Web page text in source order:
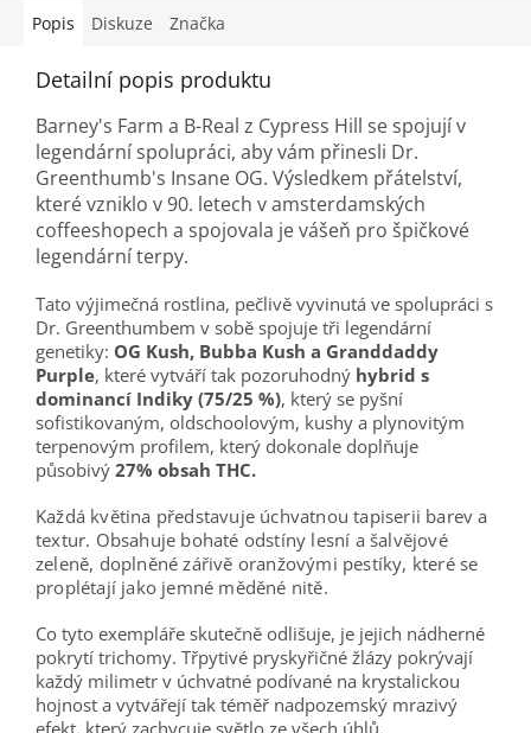
Popis Diskuze Značka
Detailní popis produktu
Barney's Farm a B-Real z Cypress Hill se spojují v
legendární spolupráci, aby vám přinesli Dr.
Greenthumb's Insane OG. Výsledkem přátelství,
které vzniklo v 90. letech v amsterdamských
coffeeshopech a spojovala je vášeň pro špičkové
legendární terpy.
Tato výjimečná rostlina, pečlivě vyvinutá ve spolupráci s
Dr. Greenthumbem v sobě spojuje tři legendární
genetiky: OG Kush, Bubba Kush a Granddaddy
Purple, které vytváří tak pozoruhodný hybrid s
dominancí Indiky (75/25 %), který se pyšní
sofistikovaným, oldschoolovým, kushy a plynovitým
terpenovým profilem, který dokonale doplňuje
působivý 27% obsah THC.
Každá květina představuje úchvatnou tapiserii barev a
textur. Obsahuje bohaté odstíny lesní a šalvějové
zeleně, doplněné zářivě oranžovými pestíky, které se
proplétají jako jemné měděné nitě.
Co tyto exempláře skutečně odlišuje, je jejich nádherné
pokrytí trichomy. Třpytivé pryskyřičné žlázy pokrývají
každý milimetr v úchvatné podívané na krystalickou
hojnost a vytvářejí tak téměř nadpozemský mrazivý